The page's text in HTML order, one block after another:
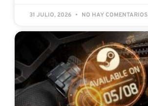
31 JULIO, 2026 NO HAY COMENTARIOS